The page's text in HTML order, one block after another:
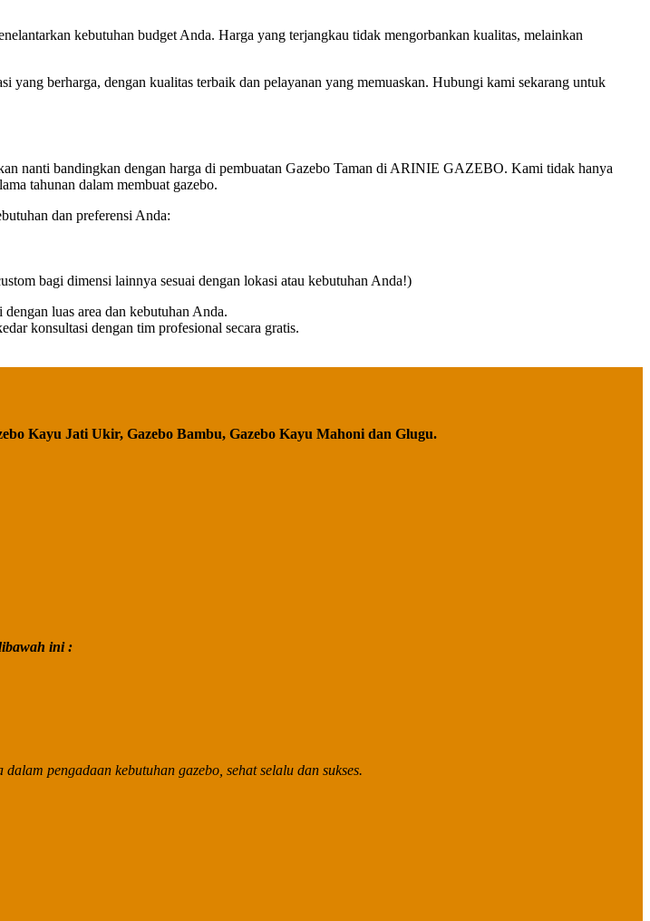
kebutuhan budget Anda. Harga yang terjangkau tidak mengorbankan kualitas, melainkan
berharga, dengan kualitas terbaik dan pelayanan yang memuaskan. Hubungi kami sekarang untuk
nanti bandingkan dengan harga di pembuatan Gazebo Taman di ARINIE GAZEBO. Kami tidak hanya
tahunan dalam membuat gazebo.
dan preferensi Anda:
bagi dimensi lainnya sesuai dengan lokasi atau kebutuhan Anda!)
luas area dan kebutuhan Anda.
konsultasi dengan tim profesional secara gratis.
Kayu Jati Ukir, Gazebo Bambu, Gazebo Kayu Mahoni dan Glugu.
ini :
pengadaan kebutuhan gazebo, sehat selalu dan sukses.